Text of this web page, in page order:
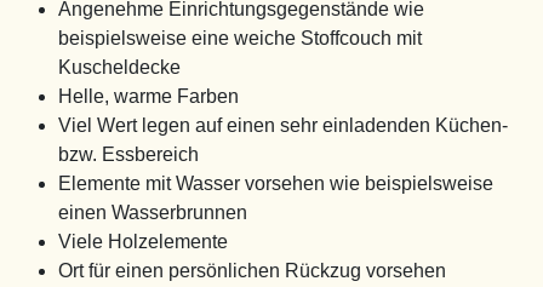
Angenehme Einrichtungsgegenstände wie
beispielsweise eine weiche Stoffcouch mit
Kuscheldecke
Helle, warme Farben
Viel Wert legen auf einen sehr einladenden Küchen-
bzw. Essbereich
Elemente mit Wasser vorsehen wie beispielsweise
einen Wasserbrunnen
Viele Holzelemente
Ort für einen persönlichen Rückzug vorsehen